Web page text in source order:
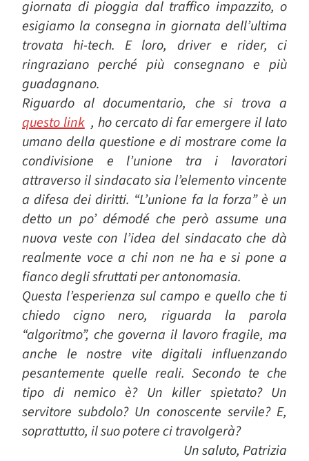
giornata di pioggia dal traffico impazzito, o
esigiamo la consegna in giornata dell’ultima
trovata hi-tech. E loro, driver e rider, ci
ringraziano perché più consegnano e più
guadagnano.
Riguardo al documentario, che si trova a
questo link, ho cercato di far emergere il lato
umano della questione e di mostrare come la
condivisione e l’unione tra i lavoratori
attraverso il sindacato sia l’elemento vincente
a difesa dei diritti. “L’unione fa la forza” è un
detto un po’ démodé che però assume una
nuova veste con l’idea del sindacato che dà
realmente voce a chi non ne ha e si pone a
fianco degli sfruttati per antonomasia.
Questa l’esperienza sul campo e quello che ti
chiedo cigno nero, riguarda la parola
“algoritmo”, che governa il lavoro fragile, ma
anche le nostre vite digitali influenzando
pesantemente quelle reali. Secondo te che
tipo di nemico è? Un killer spietato? Un
servitore subdolo? Un conoscente servile? E,
soprattutto, il suo potere ci travolgerà?
Un saluto, Patrizia